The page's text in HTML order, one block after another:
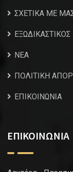
ΣΧΕΤΙΚΑ ΜΕ
NEA
ΠΟΛΙΤΙΚΗ
ΕΠΙΚΟΙΝΩΝΙΑ
ΕΠΙΚΟΙΝΩΝΙΑ